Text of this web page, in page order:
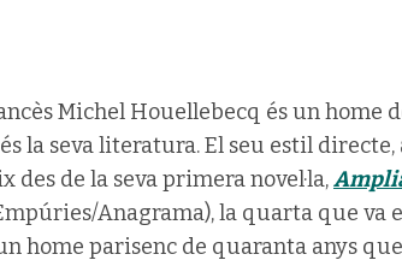
Michel Houellebecq és un home
la seva literatura. El seu estil directe,
de la seva primera novel·la,
Anagrama), la quarta que va
home parisenc de quaranta anys